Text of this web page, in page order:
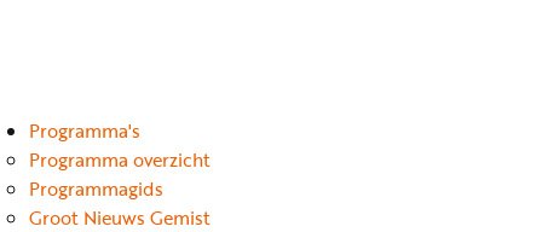
Programma's
Programma overzicht
Programmagids
Groot Nieuws Gemist
Podcasts
Muziek